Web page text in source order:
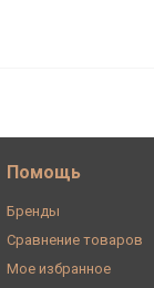
Помощь
Бренды
Сравнение товаров
Мое избранное